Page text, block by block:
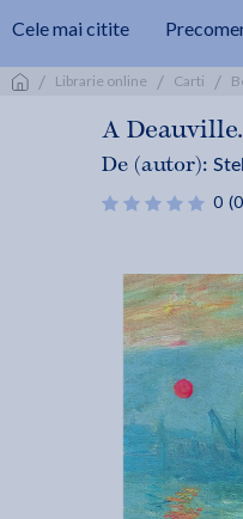
Cele mai citite
/ Librarie online / Carti /
A
De (autor):
0